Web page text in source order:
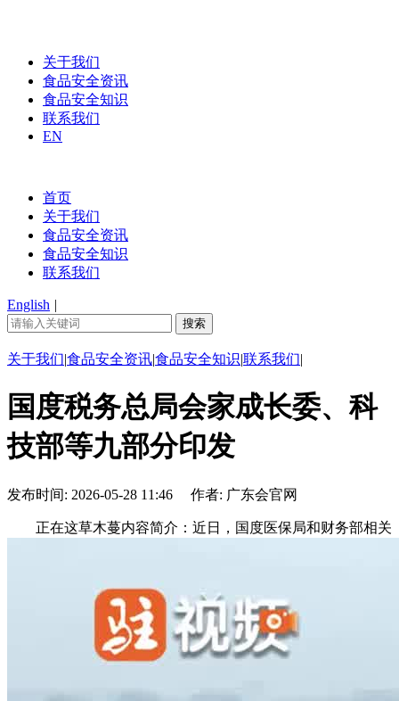
关于我们
食品安全资讯
食品安全知识
联系我们
EN
首页
关于我们
食品安全资讯
食品安全知识
联系我们
English |
关于我们|食品安全资讯|食品安全知识|联系我们|
国度税务总局会家成长委、科
技部等九部分印发
发布时间: 2026-05-28 11:46 作者: 广东会官网
正在这草木蔓内容简介：近日，国度医保局和财务部相关